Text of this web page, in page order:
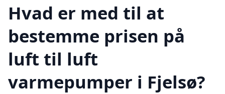
Hvad er med til at
bestemme prisen på
luft til luft
varmepumper i Fjelsø?